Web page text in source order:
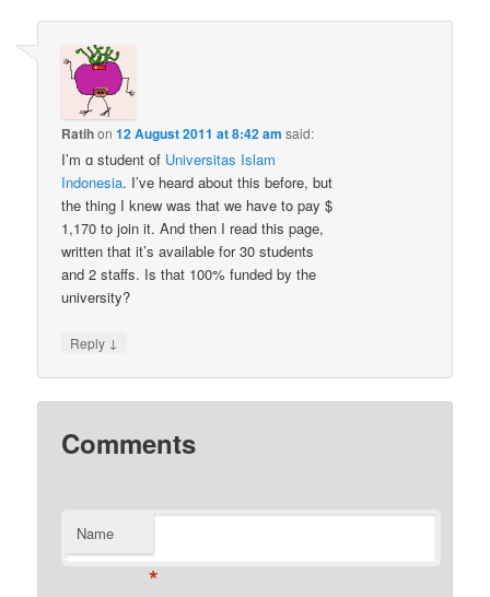
Ratihon12 August 2011 at 8:42 am said:
I’m ɑ student of Universitas Islam
Indonesia. I’ve heard about this before, but
the thing I knew was that we have to pay $
1,170 to join it. And then I read this page,
written that it’s available for 30 students
and 2 staffs. Is that 100% funded by the
university?
Reply ↓
Comments
Name
*